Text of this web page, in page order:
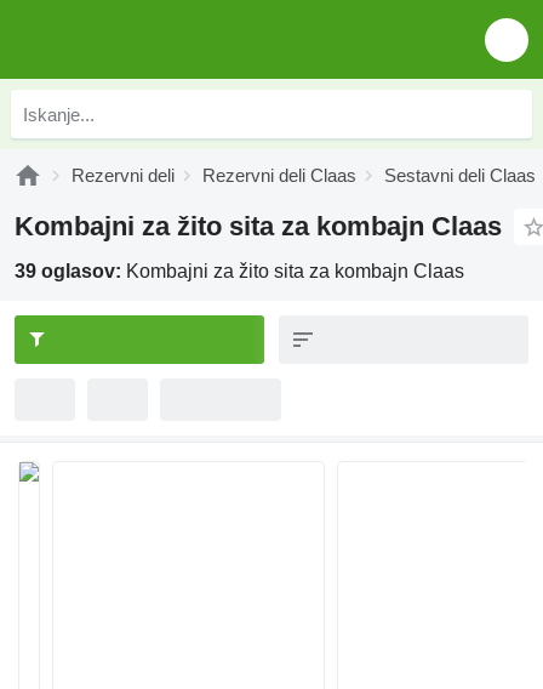
Rezervni deli Rezervni deli Claas Sestavni deli Claas
Kombajni za žito sita za kombajn Claas
39 oglasov: Kombajni za žito sita za kombajn Claas